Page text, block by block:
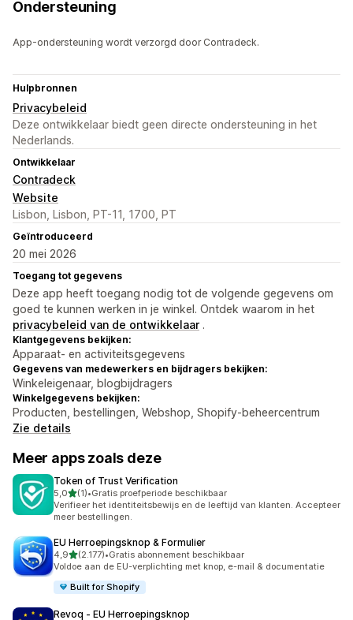
Ondersteuning
App-ondersteuning wordt verzorgd door Contradeck.
Hulpbronnen
Privacybeleid
Deze ontwikkelaar biedt geen directe ondersteuning in het
Nederlands.
Ontwikkelaar
Contradeck
Website
Lisbon, Lisbon, PT-11, 1700, PT
Geïntroduceerd
20 mei 2026
Toegang tot gegevens
Deze app heeft toegang nodig tot de volgende gegevens om
goed te kunnen werken in je winkel. Ontdek waarom in het
privacybeleid van de ontwikkelaar .
Klantgegevens bekijken:
Apparaat- en activiteitsgegevens
Gegevens van medewerkers en bijdragers bekijken:
Winkeleigenaar, blogbijdragers
Winkelgegevens bekijken:
Producten, bestellingen, Webshop, Shopify-beheercentrum
Zie details
Meer apps zoals deze
Token of Trust Verification
5,0van 5 sterren
(1)
1 recensies in totaal
•Gratis proefperiode beschikbaar
Verifieer het identiteitsbewijs en de leeftijd van klanten. Accepteer
meer bestellingen.
EU Herroepingsknop & Formulier
4,9van 5 sterren
(2.177)
2177 recensies in totaal
•Gratis abonnement beschikbaar
Voldoe aan de EU-verplichting met knop, e-mail & documentatie
Built for Shopify
Revoq ‑ EU Herroepingsknop